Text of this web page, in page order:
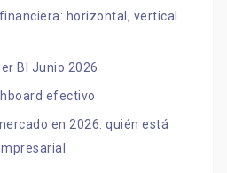
horizontal, vertical
BI Junio 2026
efectivo
en 2026: quién está